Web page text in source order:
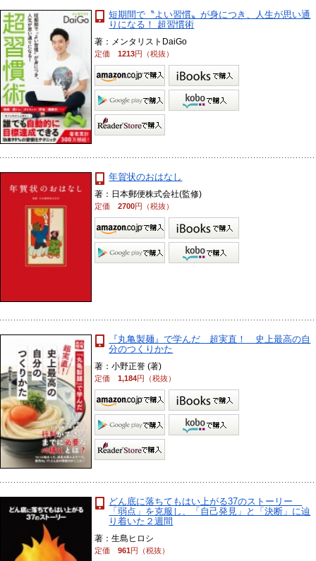
短期間で〝よい習慣〟が身につき、人生が思い通
りになる！ 超習慣術
著：メンタリストDaiGo
定価1213円（税抜）
年賀状のおはなし
著：日本郵便株式会社(監修)
定価2700円（税抜）
『丸亀製麺』で学んだ 超実直！ 史上最高の自
分のつくりかた
著：小野正誉 (著)
定価1,184円（税抜）
どん底に落ちてもはい上がる37のストーリー
「弱点」を克服し、「自己発見」と「決断」に辿
り着いた２週間
著：生島ヒロシ
定価961円（税抜）